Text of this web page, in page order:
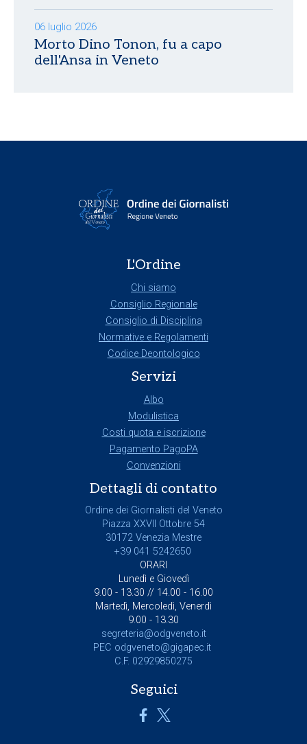
06 luglio 2026
Morto Dino Tonon, fu a capo
dell'Ansa in Veneto
L'Ordine
Chi siamo
Consiglio Regionale
Consiglio di Disciplina
Normative e Regolamenti
Codice Deontologico
Servizi
Albo
Modulistica
Costi quota e iscrizione
Pagamento PagoPA
Convenzioni
Dettagli di contatto
Ordine dei Giornalisti del Veneto
Piazza XXVII Ottobre 54
30172 Venezia Mestre
+39 041 5242650
ORARI
Lunedì e Giovedì
9.00 - 13.30 // 14.00 - 16.00
Martedì, Mercoledì, Venerdì
9.00 - 13.30
segreteria@odgveneto.it
PEC odgveneto@gigapec.it
C.F. 02929850275
Seguici